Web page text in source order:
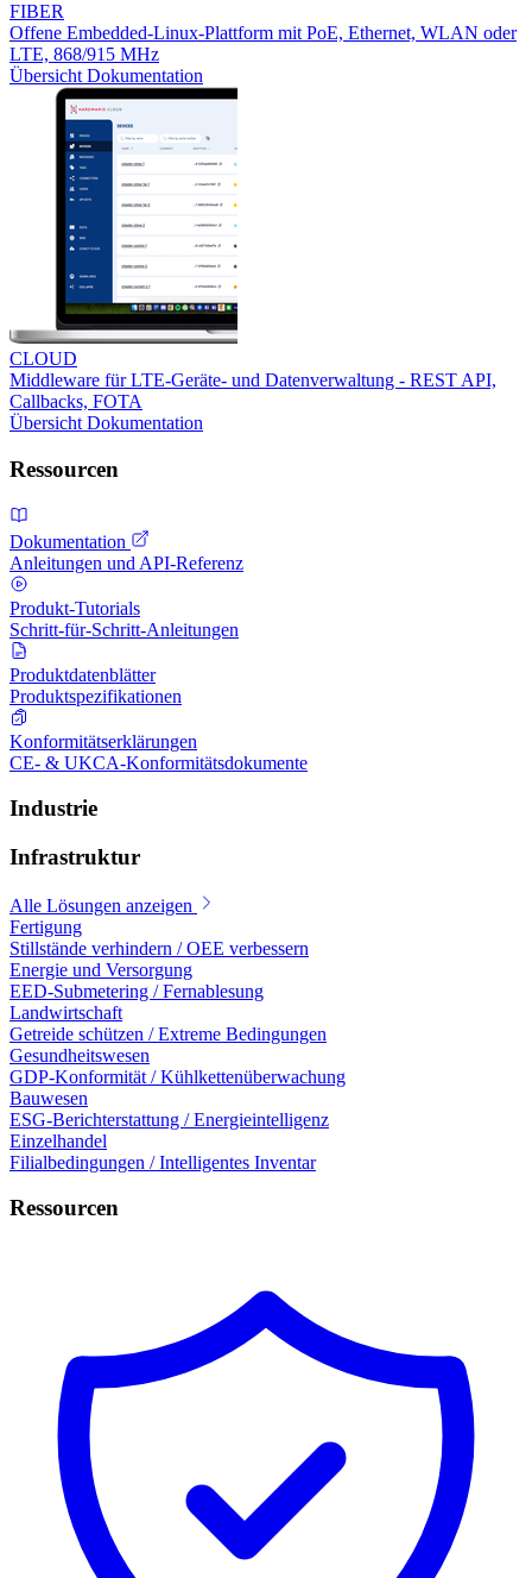
FIBER
Offene Embedded-Linux-Plattform mit PoE, Ethernet, WLAN oder
LTE, 868/915 MHz
Übersicht Dokumentation
CLOUD
Middleware für LTE-Geräte- und Datenverwaltung - REST API,
Callbacks, FOTA
Übersicht Dokumentation
Ressourcen
Dokumentation
Anleitungen und API-Referenz
Produkt-Tutorials
Schritt-für-Schritt-Anleitungen
Produktdatenblätter
Produktspezifikationen
Konformitätserklärungen
CE- & UKCA-Konformitätsdokumente
Industrie
Infrastruktur
Alle Lösungen anzeigen
Fertigung
Stillstände verhindern / OEE verbessern
Energie und Versorgung
EED-Submetering / Fernablesung
Landwirtschaft
Getreide schützen / Extreme Bedingungen
Gesundheitswesen
GDP-Konformität / Kühlkettenüberwachung
Bauwesen
ESG-Berichterstattung / Energieintelligenz
Einzelhandel
Filialbedingungen / Intelligentes Inventar
Ressourcen